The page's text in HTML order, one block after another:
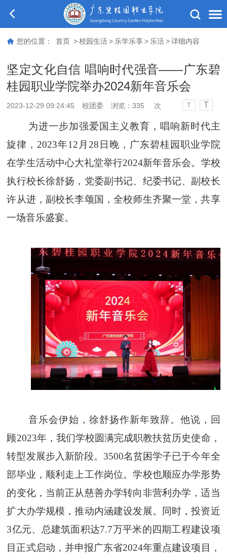
您的位置： 首页 > 校园生活 > 乐学乐享 > 乐活 > 详细内容
坚定文化自信 唱响时代强音——广东碧
桂园职业学院举办2024新年音乐会
2023-12-29 09:24:45 校团委 浏览：335 次 T T
为进一步加强爱国主义教育，唱响新时代主
旋律， 2023年12月28日晚，广东碧桂园职业学院
在学生活动中心大礼堂举行2024新年音乐会。学校
执行校长徐舒扬，党委副书记、纪委书记、副校长
许从进，副校长李颂国，全校师生齐聚一堂，共享
一场音乐盛宴。
音乐会伊始，徐舒扬作新年致辞。他说，回
顾2023年，我们学校圆满完成职教扶贫历史使命，
转型发展步入新阶段。3500名贫困学子已于今年全
部毕业，顺利走上工作岗位。学校也顺应办学形势
的变化，当前正从慈善办学转向非营利办学，适当
扩大办学规模，推动内涵建设发展。同时，投资近
3亿元、总建筑面积达7.7万平米的四期工程建设项
目正式启动，并申报广东省2024年重点建设项目，